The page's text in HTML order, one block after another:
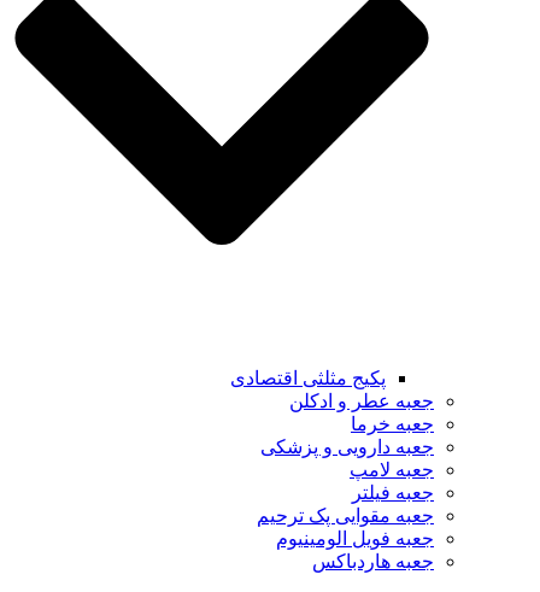
پکیج مثلثی اقتصادی
جعبه عطر و ادکلن
جعبه خرما
جعبه دارویی و پزشکی
جعبه لامپ
جعبه فیلتر
جعبه مقوایی پک ترحیم
جعبه فویل الومینیوم
جعبه هاردباکس